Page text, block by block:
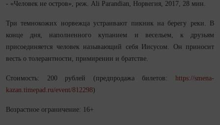
- «Человек не остров», реж. Ali Parandian, Норвегия, 2017, 28 мин.
Три темнокожих норвежца устраивают пикник на берегу реки. В
конце дня, наполненного купанием и весельем, к друзьям
присоединяется человек называющий себя Иисусом. Он приносит
весть о толерантности, примирении и братстве.
Стоимость: 200 рублей (предпродажа билетов: https://smena-
kazan.timepad.ru/event/812298)
Возрастное ограничение: 16+